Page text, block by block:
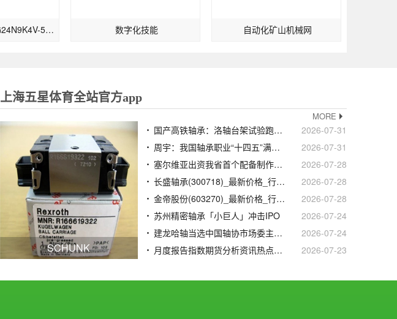
4WRA6E15-2XG24N9K4V-589份额换向阀控制器 数字化技能 自动化矿山机械网
上海五星体育全站官方app
MORE
SCHUNK
国产高铁轴承：洛轴台架试验跑完120万公里但CRCC认证未过时速160公里以上装车仍100%依靠进口
2026-07-31
周宇：我国轴承职业“十四五”满意收官“十五五”锚定三千亿营收方针
2026-07-31
塞尔维亚出资我省首个配备制作项目行将试出产
2026-07-28
长盛轴承(300718)_最新价格_行情_走势图—东方财富网
2026-07-28
金帝股份(603270)_最新价格_行情_走势图—东方财富网
2026-07-28
苏州精密轴承「小巨人」冲击IPO
2026-07-24
建龙哈轴当选中国轴协市场委主任委员单位
2026-07-24
月度报告指数期货分析资讯热点黑色金属大宗商品钢铁行业资讯信息-我的钢铁网
2026-07-23